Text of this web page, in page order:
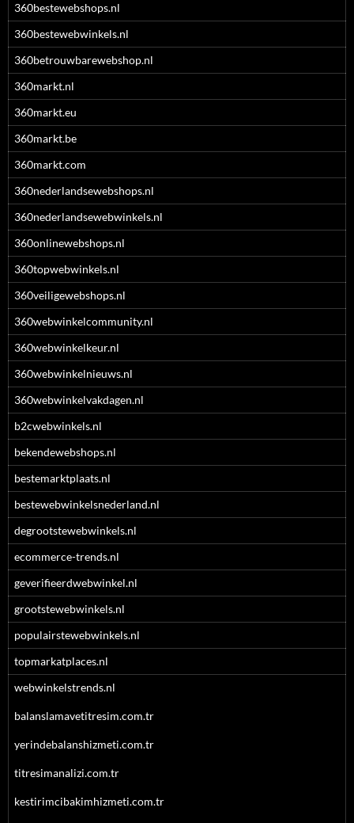
360bestewebshops.nl
360bestewebwinkels.nl
360betrouwbarewebshop.nl
360markt.nl
360markt.eu
360markt.be
360markt.com
360nederlandsewebshops.nl
360nederlandsewebwinkels.nl
360onlinewebshops.nl
360topwebwinkels.nl
360veiligewebshops.nl
360webwinkelcommunity.nl
360webwinkelkeur.nl
360webwinkelnieuws.nl
360webwinkelvakdagen.nl
b2cwebwinkels.nl
bekendewebshops.nl
bestemarktplaats.nl
bestewebwinkelsnederland.nl
degrootstewebwinkels.nl
ecommerce-trends.nl
geverifieerdwebwinkel.nl
grootstewebwinkels.nl
populairstewebwinkels.nl
topmarkatplaces.nl
webwinkelstrends.nl
balanslamavetitresim.com.tr
yerindebalanshizmeti.com.tr
titresimanalizi.com.tr
kestirimcibakimhizmeti.com.tr